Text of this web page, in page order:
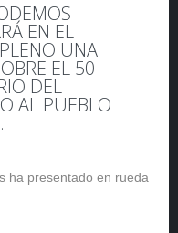
EN EL
UNA
EL 50
DEL
AL PUEBLO
ha presentado en rueda